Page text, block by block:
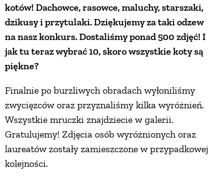
kotów! Dachowce, rasowce, maluchy, starszaki,
dzikusy i przytulaki. Dziękujemy za taki odzew
na nasz konkurs. Dostaliśmy ponad 500 zdjęć! I
jak tu teraz wybrać 10, skoro wszystkie koty są
piękne?
Finalnie po burzliwych obradach wyłoniliśmy
zwycięzców oraz przyznaliśmy kilka wyróżnień.
Wszystkie mruczki znajdziecie w galerii.
Gratulujemy! Zdjęcia osób wyróżnionych oraz
laureatów zostały zamieszczone w przypadkowej
kolejności.
ŚNIADANIA
PRZYSTAWKI
DANIA GŁÓWNE
CIASTA I DESERY